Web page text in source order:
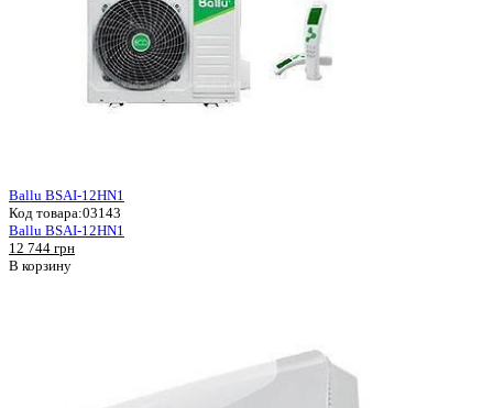
Ballu BSAI-12HN1
Код товара:03143
Ballu BSAI-12HN1
12 744 грн
В корзину